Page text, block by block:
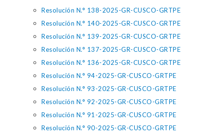
Resolución N.° 138-2025-GR-CUSCO-GRTPE
Resolución N.° 140-2025-GR-CUSCO-GRTPE
Resolución N.° 139-2025-GR-CUSCO-GRTPE
Resolución N.° 137-2025-GR-CUSCO-GRTPE
Resolución N.° 136-2025-GR-CUSCO-GRTPE
Resolución N.° 94-2025-GR-CUSCO-GRTPE
Resolución N.° 93-2025-GR-CUSCO-GRTPE
Resolución N.° 92-2025-GR-CUSCO-GRTPE
Resolución N.° 91-2025-GR-CUSCO-GRTPE
Resolución N.° 90-2025-GR-CUSCO-GRTPE